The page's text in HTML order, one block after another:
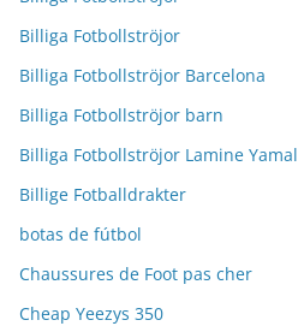
Billiga Fotbollströjor
Billiga Fotbollströjor Barcelona
Billiga Fotbollströjor barn
Billiga Fotbollströjor Lamine Yamal
Billige Fotballdrakter
botas de fútbol
Chaussures de Foot pas cher
Cheap Yeezys 350